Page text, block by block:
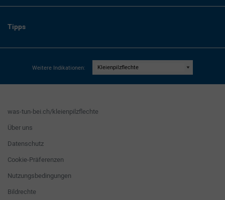
Tipps
Weitere Indikationen:
was-tun-bei.ch/kleienpilzflechte
Über uns
Datenschutz
Cookie-Präferenzen
Nutzungsbedingungen
Bildrechte